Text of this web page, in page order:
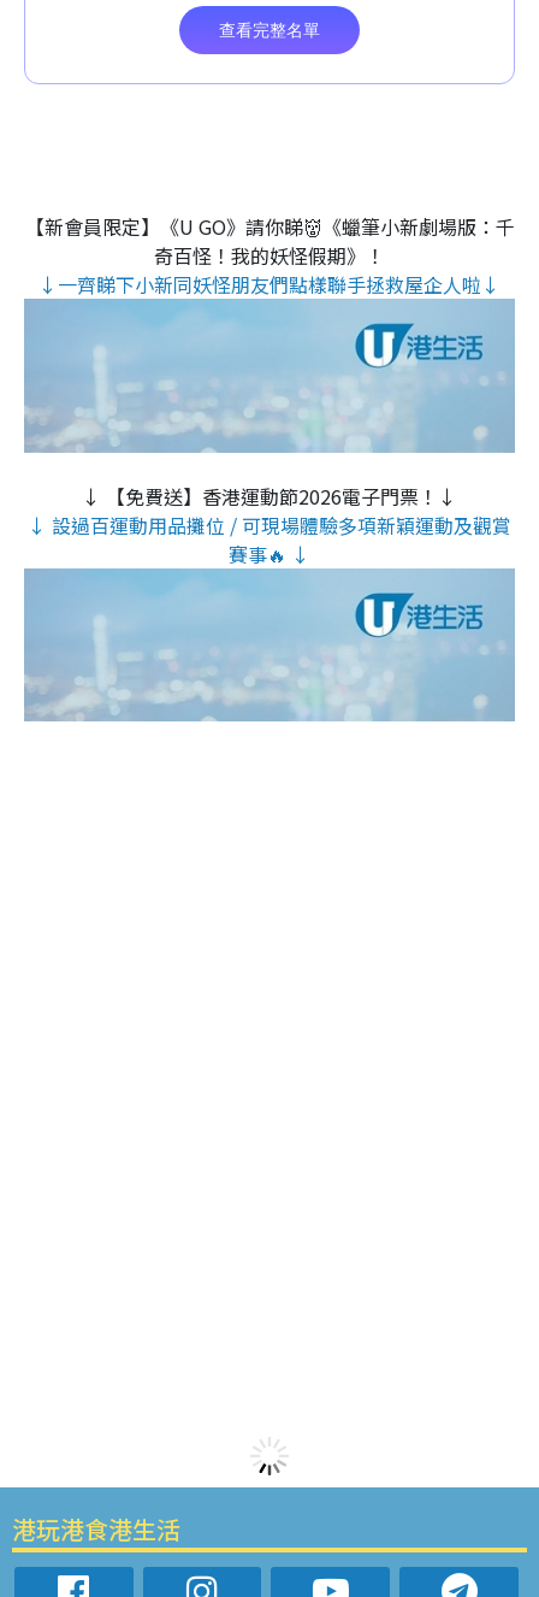
【新會員限定】《U GO》請你睇👹《蠟筆小新劇場版：千
奇百怪！我的妖怪假期》！
↓一齊睇下小新同妖怪朋友們點樣聯手拯救屋企人啦↓
↓ 【免費送】香港運動節2026電子門票！↓
↓ 設過百運動用品攤位 / 可現場體驗多項新穎運動及觀賞
賽事🔥 ↓
港玩港食港生活